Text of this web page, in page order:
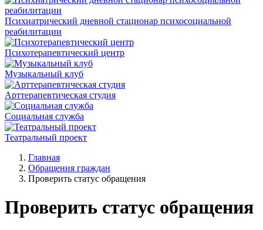
Психиатрический дневной стационар психосоциальной
реабилитации
Психотерапевтический центр
Музыкальный клуб
Арттерапевтическая студия
Социальная служба
Театральный проект
Главная
Обращения граждан
Проверить статус обращения
Проверить статус обращения